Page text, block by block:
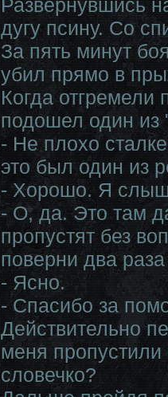
Развернувшись
дугу псину. Со
За пять минут
убил прямо в
Когда
подошел один из
- Не плохо
это был один из
- Хорошо. Я
- О, да. Это там
пропустят без
поверни два
- Ясно.
- Спасибо за
Действительно
меня
словечко?